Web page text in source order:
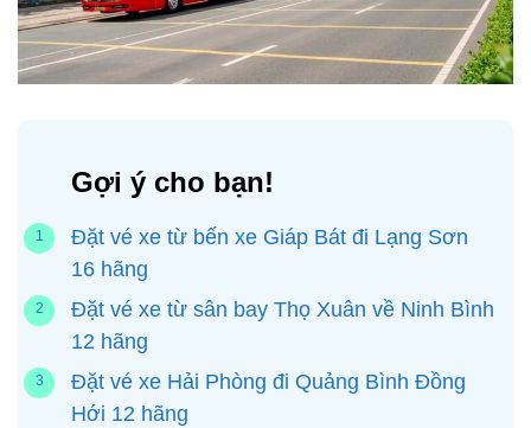
Gợi ý cho bạn!
Đặt vé xe từ bến xe Giáp Bát đi Lạng Sơn
16 hãng
Đặt vé xe từ sân bay Thọ Xuân về Ninh Bình
12 hãng
Đặt vé xe Hải Phòng đi Quảng Bình Đồng
Hới 12 hãng